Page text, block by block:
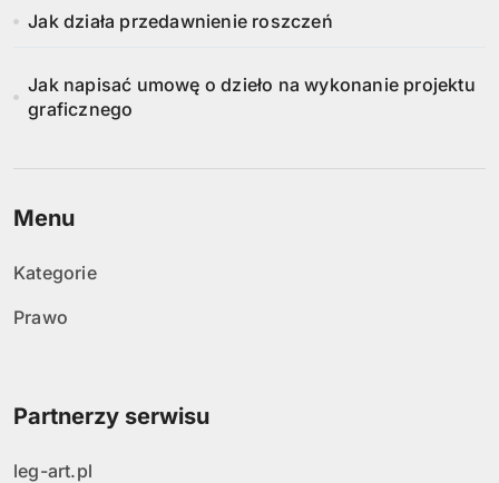
Jak działa przedawnienie roszczeń
Jak napisać umowę o dzieło na wykonanie projektu
graficznego
Menu
Kategorie
Prawo
Partnerzy serwisu
leg-art.pl